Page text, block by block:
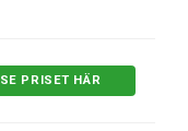
SE PRISET HÄR